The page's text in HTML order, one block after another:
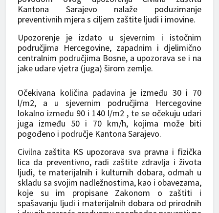
Kantona Sarajevo nalaže poduzimanje
preventivnih mjera s ciljem zaštite ljudi i imovine.
Upozorenje je izdato u sjevernim i istočnim
područjima Hercegovine, zapadnim i djelimično
centralnim područjima Bosne, a upozorava se i na
jake udare vjetra (juga) širom zemlje.
Očekivana količina padavina je između 30 i 70
l/m2, a u sjevernim područjima Hercegovine
lokalno između 90 i 140 l/m2 , te se očekuju udari
juga između 50 i 70 km/h, kojima može biti
pogođeno i područje Kantona Sarajevo.
Civilna zaštita KS upozorava sva pravna i fizička
lica da preventivno, radi zaštite zdravlja i života
ljudi, te materijalnih i kulturnih dobara, odmah u
skladu sa svojim nadležnostima, kao i obavezama,
koje su im propisane Zakonom o zaštiti i
spašavanju ljudi i materijalnih dobara od prirodnih